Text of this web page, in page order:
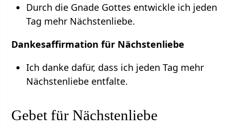
Durch die Gnade Gottes entwickle ich jeden
Tag mehr Nächstenliebe.
Dankesaffirmation für Nächstenliebe
Ich danke dafür, dass ich jeden Tag mehr
Nächstenliebe entfalte.
Gebet für Nächstenliebe